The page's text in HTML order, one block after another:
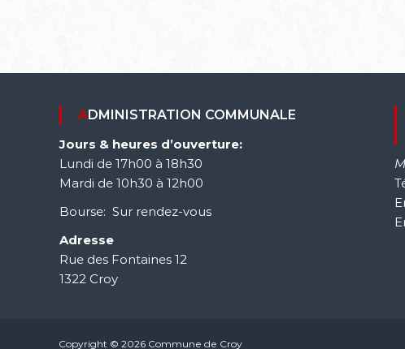
ADMINISTRATION COMMUNALE
Jours & heures d’ouverture:
Lundi de 17h00 à 18h30
Mardi de 10h30 à 12h00
Bourse: Sur rendez-vous
Adresse
Rue des Fontaines 12
1322 Croy
Copyright © 2026 Commune de Croy